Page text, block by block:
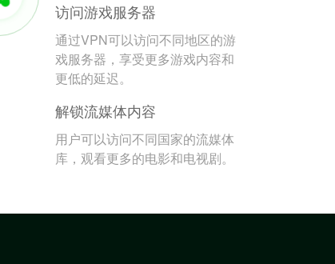
访问游戏服务器
通过VPN可以访问不同地区的游
戏服务器，享受更多游戏内容和
更低的延迟。
解锁流媒体内容
用户可以访问不同国家的流媒体
库，观看更多的电影和电视剧。